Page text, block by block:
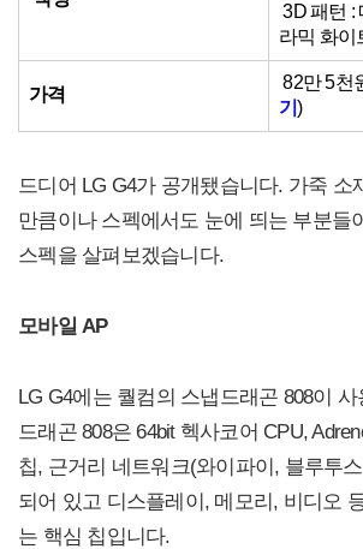
3D 패턴 :
라믹 화이
가격
82만 5천
기)
드디어 LG G4가 공개됐습니다. 가죽 소
만큼이나 스펙에서도 눈에 띄는 부분들
스펙을 살펴보겠습니다.
모바일 AP
LG G4에는 퀄컴의 스냅드래곤 808이
드래곤 808은 64bit 헥사코어 CPU,
칩, 근거리 네트워크(와이파이, 블루투
되어 있고 디스플레이, 메모리, 비디오
는 핵심 칩입니다.